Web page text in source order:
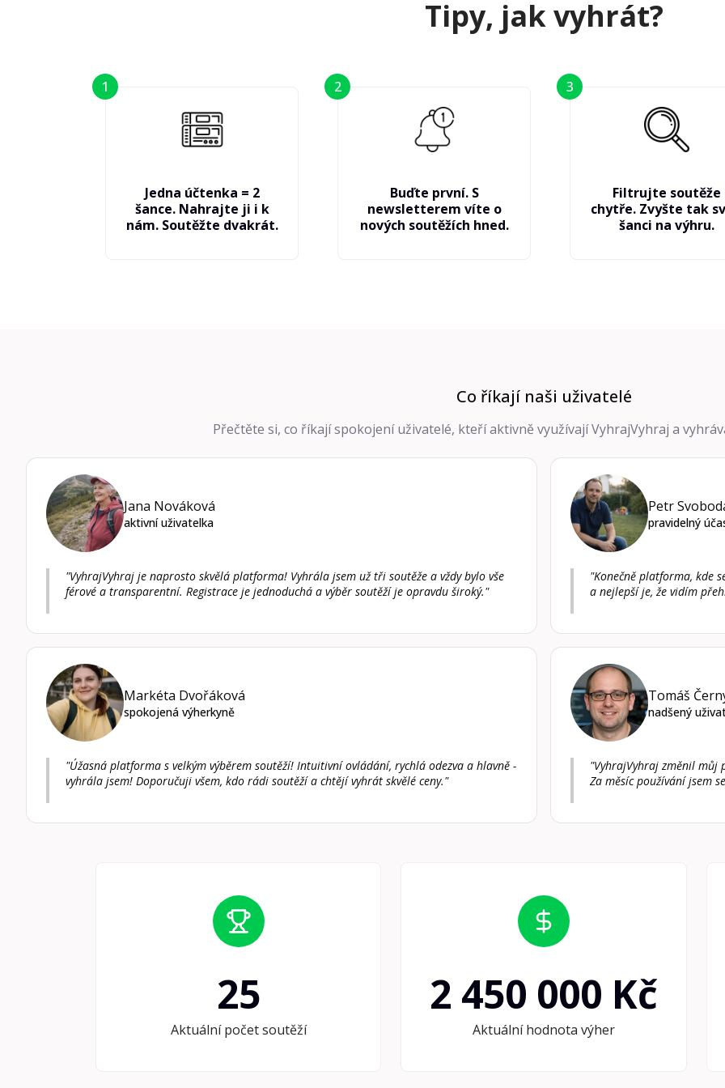
Tipy, jak vyhrát?
1
Jedna účtenka = 2
šance. Nahrajte ji i k
nám. Soutěžte dvakrát.
2
Buďte první. S
newsletterem víte o
nových soutěžích hned.
3
Filtrujte soutěže
chytře. Zvyšte tak
šanci na výhru.
Co říkají naši uživatelé
Přečtěte si, co říkají spokojení uživatelé, kteří aktivně využívají VyhrajVyhraj a
Jana Nováková
aktivní uživatelka
"VyhrajVyhraj je naprosto skvělá platforma! Vyhrála jsem už tři soutěže a vždy bylo vše
férové a transparentní. Registrace je jednoduchá a výběr soutěží je opravdu široký."
Petr
pravidelný
"Konečně platforma, kde
a nejlepší je, že vidím
Markéta Dvořáková
spokojená výherkyně
"Úžasná platforma s velkým výběrem soutěží! Intuitivní ovládání, rychlá odezva a hlavně -
vyhrála jsem! Doporučuji všem, kdo rádi soutěží a chtějí vyhrát skvělé ceny."
Tomáš
nadšený
"VyhrajVyhraj změnil můj
Za měsíc používání jsem
25
Aktuální počet soutěží
2 450 000 Kč
Aktuální hodnota výher